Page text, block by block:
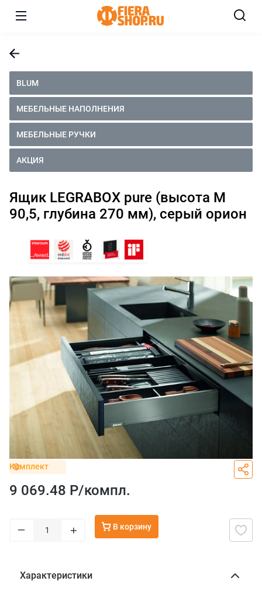
BLUM
МЕБЕЛЬНЫЕ НАПОЛНЕНИЯ
МЕБЕЛЬНЫЕ РУЧКИ
АКЦИЯ
Ящик LEGRABOX pure (высота M
90,5, глубина 270 мм), серый орион
Комплект
9 069.48 Р/компл.
– + В корзину
Характеристики